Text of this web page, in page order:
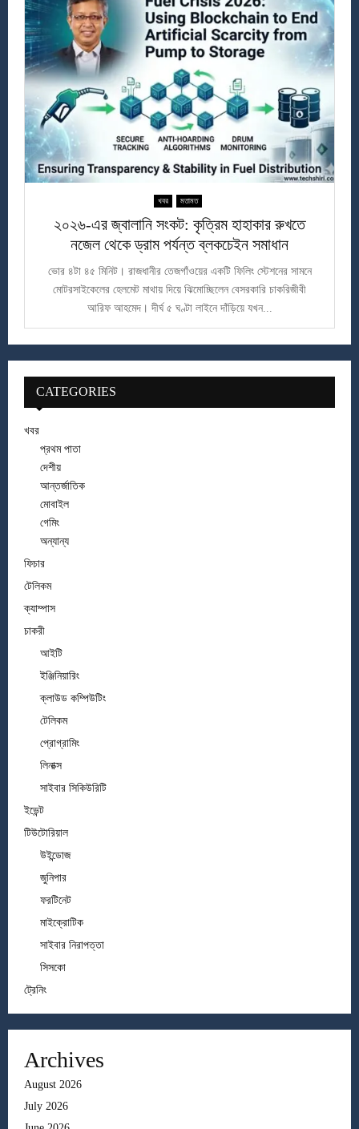
খবর মতামত
২০২৬-এর জ্বালানি সংকট: কৃত্রিম হাহাকার রুখতে
নজেল থেকে ড্রাম পর্যন্ত ব্লকচেইন সমাধান
ভোর ৪টা ৪৫ মিনিট। রাজধানীর তেজগাঁওয়ের একটি ফিলিং স্টেশনের সামনে
মোটরসাইকেলের হেলমেট মাথায় দিয়ে ঝিমোচ্ছিলেন বেসরকারি চাকরিজীবী
আরিফ আহমেদ। দীর্ঘ ৫ ঘণ্টা লাইনে দাঁড়িয়ে যখন...
CATEGORIES
খবর
প্রথম পাতা
দেশীয়
আন্তর্জাতিক
মোবাইল
গেমিং
অন্যান্য
ফিচার
টেলিকম
ক্যাম্পাস
চাকরী
আইটি
ইঞ্জিনিয়ারিং
ক্লাউড কম্পিউটিং
টেলিকম
প্রোগ্রামিং
লিনাক্স
সাইবার সিকিউরিটি
ইভেন্ট
টিউটোরিয়াল
উইন্ডোজ
জুনিপার
ফরটিনেট
মাইক্রোটিক
সাইবার নিরাপত্তা
সিসকো
ট্রেনিং
Archives
August 2026
July 2026